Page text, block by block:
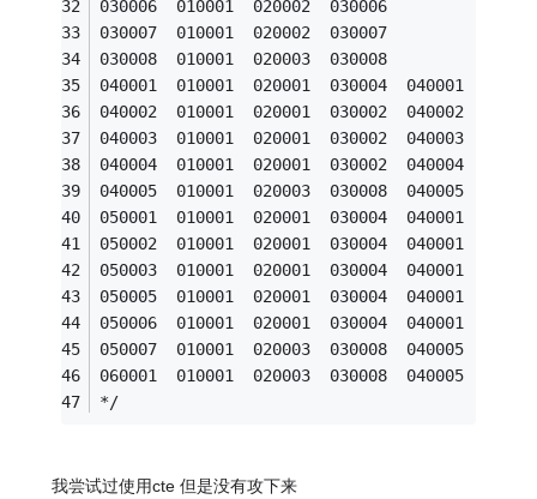
*/
我尝试过使用cte 但是没有攻下来